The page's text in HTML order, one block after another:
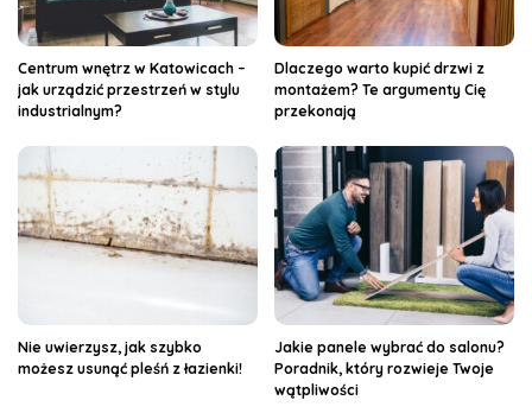
Centrum wnętrz w Katowicach –
jak urządzić przestrzeń w stylu
industrialnym?
Dlaczego warto kupić drzwi z
montażem? Te argumenty Cię
przekonają
Nie uwierzysz, jak szybko
możesz usunąć pleśń z łazienki!
Jakie panele wybrać do salonu?
Poradnik, który rozwieje Twoje
wątpliwości